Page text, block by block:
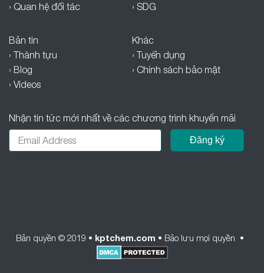
› Quan hệ đối tác
› SDG
Bản tin
› Thành tựu
› Blog
› Videos
Khác
› Tuyển dụng
› Chính sách bảo mật
Nhận tin tức mới nhất về các chương trình khuyến mãi
Bản quyền © 2019 • kptchem.com • Bảo lưu mọi quyền •